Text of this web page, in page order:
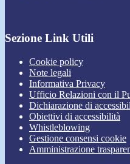
Sezione Link Utili
Cookie policy
Note legali
Informativa Privacy
Ufficio Relazioni con il
Dichiarazione di
Obiettivi di accessibilità
Whistleblowing
Gestione consensi cookie
Amministrazione